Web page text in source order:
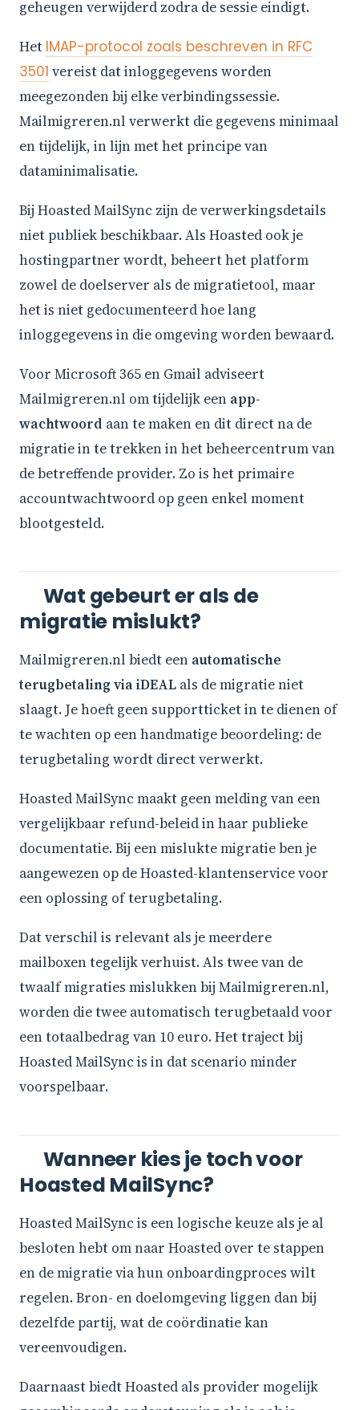
geheugen verwijderd zodra de sessie eindigt.
Het IMAP-protocol zoals beschreven in RFC
3501 vereist dat inloggegevens worden
meegezonden bij elke verbindingssessie.
Mailmigreren.nl verwerkt die gegevens minimaal
en tijdelijk, in lijn met het principe van
dataminimalisatie.
Bij Hoasted MailSync zijn de verwerkingsdetails
niet publiek beschikbaar. Als Hoasted ook je
hostingpartner wordt, beheert het platform
zowel de doelserver als de migratietool, maar
het is niet gedocumenteerd hoe lang
inloggegevens in die omgeving worden bewaard.
Voor Microsoft 365 en Gmail adviseert
Mailmigreren.nl om tijdelijk een app-
wachtwoord aan te maken en dit direct na de
migratie in te trekken in het beheercentrum van
de betreffende provider. Zo is het primaire
accountwachtwoord op geen enkel moment
blootgesteld.
Wat gebeurt er als de
migratie mislukt?
Mailmigreren.nl biedt een automatische
terugbetaling via iDEAL als de migratie niet
slaagt. Je hoeft geen supportticket in te dienen of
te wachten op een handmatige beoordeling: de
terugbetaling wordt direct verwerkt.
Hoasted MailSync maakt geen melding van een
vergelijkbaar refund-beleid in haar publieke
documentatie. Bij een mislukte migratie ben je
aangewezen op de Hoasted-klantenservice voor
een oplossing of terugbetaling.
Dat verschil is relevant als je meerdere
mailboxen tegelijk verhuist. Als twee van de
twaalf migraties mislukken bij Mailmigreren.nl,
worden die twee automatisch terugbetaald voor
een totaalbedrag van 10 euro. Het traject bij
Hoasted MailSync is in dat scenario minder
voorspelbaar.
Wanneer kies je toch voor
Hoasted MailSync?
Hoasted MailSync is een logische keuze als je al
besloten hebt om naar Hoasted over te stappen
en de migratie via hun onboardingproces wilt
regelen. Bron- en doelomgeving liggen dan bij
dezelfde partij, wat de coördinatie kan
vereenvoudigen.
Daarnaast biedt Hoasted als provider mogelijk